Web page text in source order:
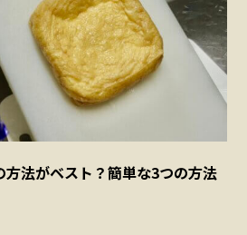
法がベスト？簡単な3つの方法